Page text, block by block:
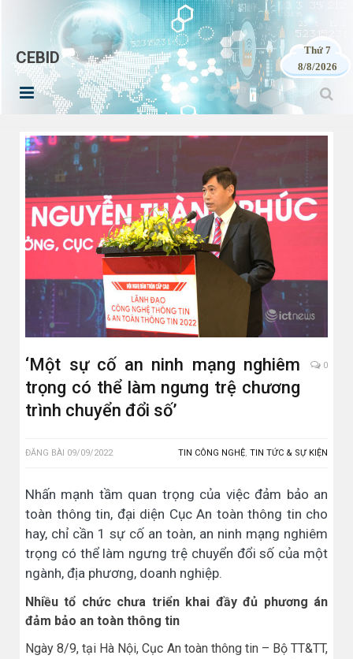
CEBID
Thứ 7
8/8/2026
‘Một sự cố an ninh mạng nghiêm
trọng có thể làm ngưng trệ chương
trình chuyển đổi số’
0
ĐĂNG BÀI 09/09/2022 TIN CÔNG NGHỆ, TIN TỨC & SỰ KIỆN
Nhấn mạnh tầm quan trọng của việc đảm bảo an
toàn thông tin, đại diện Cục An toàn thông tin cho
hay, chỉ cần 1 sự cố an toàn, an ninh mạng nghiêm
trọng có thể làm ngưng trệ chuyển đổi số của một
ngành, địa phương, doanh nghiệp.
Nhiều tổ chức chưa triển khai đầy đủ phương án
đảm bảo an toàn thông tin
Ngày 8/9, tại Hà Nội, Cục An toàn thông tin – Bộ TT&TT,